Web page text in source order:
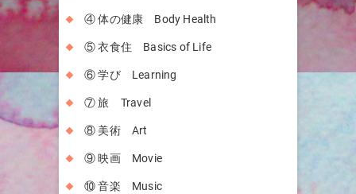
④ 体の健康 Body Health
⑤ 衣食住 Basics of Life
⑥ 学び Learning
⑦ 旅 Travel
⑧ 美術 Art
⑨ 映画 Movie
⑩ 音楽 Music